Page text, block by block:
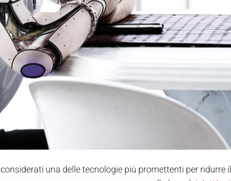
una delle tecnologie più promettenti per ridurre